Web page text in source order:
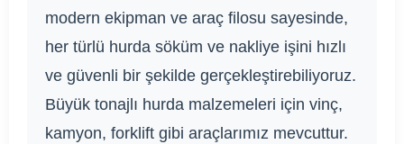
modern ekipman ve araç filosu sayesinde,
her türlü hurda söküm ve nakliye işini hızlı
ve güvenli bir şekilde gerçekleştirebiliyoruz.
Büyük tonajlı hurda malzemeleri için vinç,
kamyon, forklift gibi araçlarımız mevcuttur.